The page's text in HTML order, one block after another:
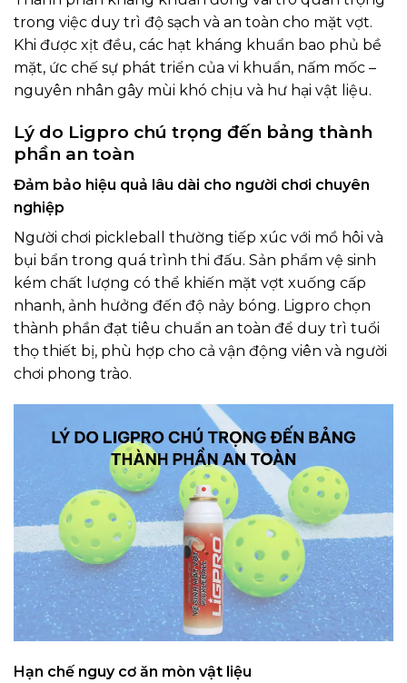
trong việc duy trì độ sạch và an toàn cho mặt vợt.
Khi được xịt đều, các hạt kháng khuẩn bao phủ bề
mặt, ức chế sự phát triển của vi khuẩn, nấm mốc –
nguyên nhân gây mùi khó chịu và hư hại vật liệu.
Lý do Ligpro chú trọng đến bảng thành
phần an toàn
Đảm bảo hiệu quả lâu dài cho người chơi chuyên
nghiệp
Người chơi pickleball thường tiếp xúc với mồ hôi và
bụi bẩn trong quá trình thi đấu. Sản phẩm vệ sinh
kém chất lượng có thể khiến mặt vợt xuống cấp
nhanh, ảnh hưởng đến độ nảy bóng. Ligpro chọn
thành phần đạt tiêu chuẩn an toàn để duy trì tuổi
thọ thiết bị, phù hợp cho cả vận động viên và người
chơi phong trào.
Hạn chế nguy cơ ăn mòn vật liệu